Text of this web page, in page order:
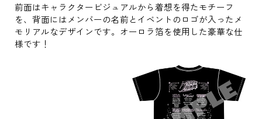
前面はキャラクタービジュアルから着想を得たモチーフ
を、背面にはメンバーの名前とイベントのロゴが入ったメ
モリアルなデザインです。オーロラ箔を使用した豪華な仕
様です！